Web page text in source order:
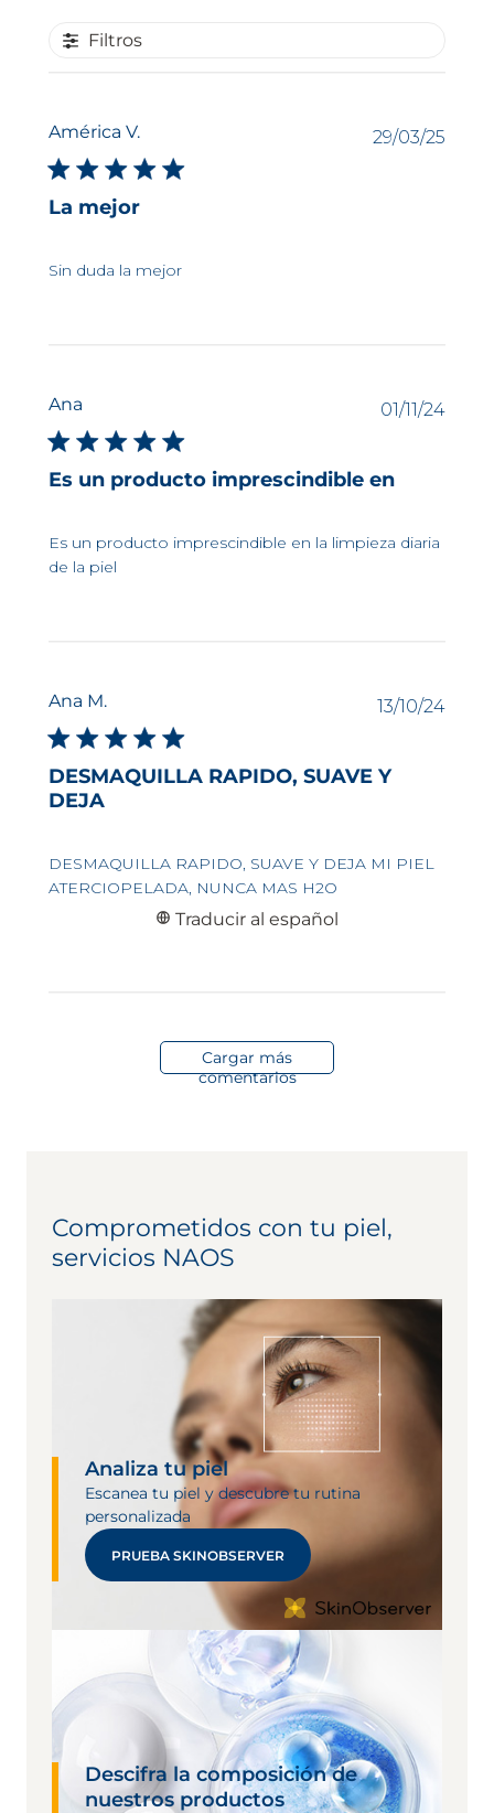
Filtros
América V.
La mejor
Sin duda la mejor
29/03/25
Ana
Es un producto imprescindible en
Es un producto imprescindible en la limpieza diaria
de la piel
01/11/24
Ana M.
DESMAQUILLA RAPIDO, SUAVE Y
DEJA
DESMAQUILLA RAPIDO, SUAVE Y DEJA MI PIEL
ATERCIOPELADA, NUNCA MAS H2O
Traducir al español
13/10/24
Cargar más
comentarios
Comprometidos con tu piel,
servicios NAOS
Analiza tu piel
Escanea tu piel y descubre tu rutina
personalizada
PRUEBA SKINOBSERVER
Descifra la composición de
nuestros productos